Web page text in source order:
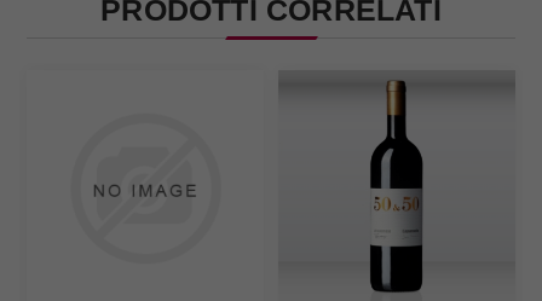
PRODOTTI CORRELATI